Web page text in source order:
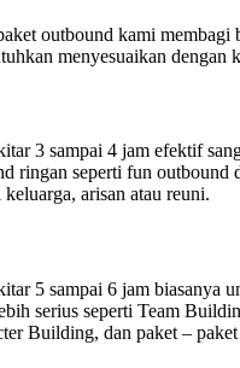
outbound kami membagi
menyesuaikan dengan
3 sampai 4 jam efektif
ringan seperti fun outbound
arisan atau reuni.
5 sampai 6 jam biasanya
serius seperti Team
Building, dan paket –